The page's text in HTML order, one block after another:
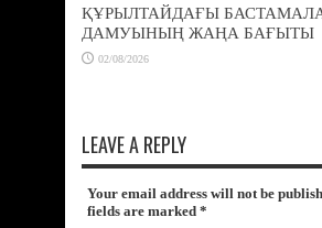
ҚҰРЫЛТАЙДАҒЫ
ДАМУЫНЫҢ ЖАҢА БАҒЫТЫ
02/08/2026
LEAVE A REPLY
Your email address will not be
fields are marked *